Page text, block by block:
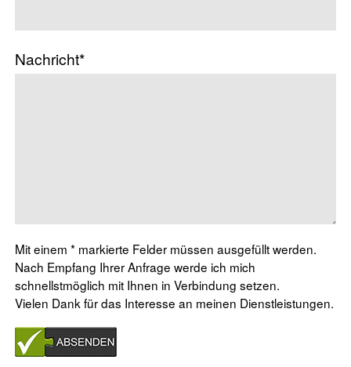
Nachricht*
Mit einem * markierte Felder müssen ausgefüllt werden.
Nach Empfang Ihrer Anfrage werde ich mich
schnellstmöglich mit Ihnen in Verbindung setzen.
Vielen Dank für das Interesse an meinen Dienstleistungen.